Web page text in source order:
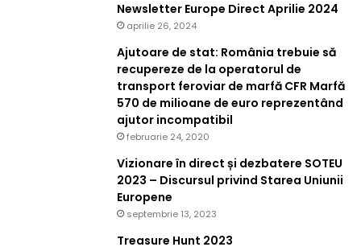
Newsletter Europe Direct Aprilie 2024
aprilie 26, 2024
Ajutoare de stat: România trebuie să
recupereze de la operatorul de
transport feroviar de marfă CFR Marfă
570 de milioane de euro reprezentând
ajutor incompatibil
februarie 24, 2020
Vizionare în direct și dezbatere SOTEU
2023 – Discursul privind Starea Uniunii
Europene
septembrie 13, 2023
Treasure Hunt 2023